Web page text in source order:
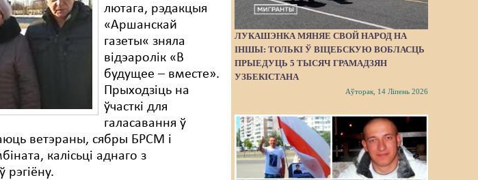
лютага, рэдакцыя
«Аршанскай
газеты« зняла
відэаролік «В
будущее – вместе».
Прыходзіць на
ўчасткі для
галасавання ў
ветэраны, сябры БРСМ і
калісьці аднаго з
ЛУКАШЭНКА МЯНЯЕ СВОЙ НАРОД НА
ІНШЫ: ТОЛЬКІ Ў ВІЦЕБСКУЮ ВОБЛАСЦЬ
ПРЫЕДУЦЬ 5 ТЫСЯЧ ГРАМАДЗЯН
УЗБЕКІСТАНА
Аўторак, 14 Ліпень 2026